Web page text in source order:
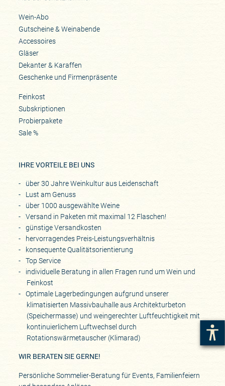
Wein-Abo
Gutscheine & Weinabende
Accessoires
Gläser
Dekanter & Karaffen
Geschenke und Firmenpräsente
Feinkost
Subskriptionen
Probierpakete
Sale %
IHRE VORTEILE BEI UNS
über 30 Jahre Weinkultur aus Leidenschaft
Lust am Genuss
über 1000 ausgewählte Weine
Versand in Paketen mit maximal 12 Flaschen!
günstige Versandkosten
hervorragendes Preis-Leistungsverhältnis
konsequente Qualitätsorientierung
Top Service
individuelle Beratung in allen Fragen rund um Wein und
Feinkost
Optimale Lagerbedingungen aufgrund unserer
klimatisierten Massivbauhalle aus Architekturbeton
(Speichermasse) und weingerechter Luftfeuchtigkeit mit
kontinuierlichem Luftwechsel durch
Rotationswärmetauscher (Klimarad)
WIR BERATEN SIE GERNE!
Persönliche Sommelier-Beratung für Events, Familienfeiern